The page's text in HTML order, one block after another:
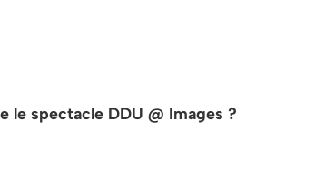
le spectacle DDU @ Images ?